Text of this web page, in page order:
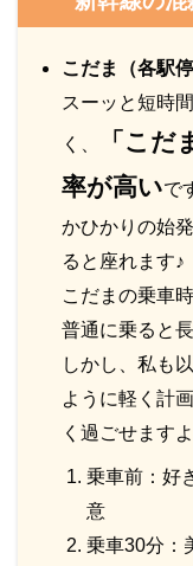
こだま（各駅
スーッと短時
く、
「こ
率が高いで
かひかりの始
ると座れます♪
こだまの乗車
普通に乗ると
しかし、私も
ように軽く計
く過ごせます
乗車前：好
意
乗車30分：